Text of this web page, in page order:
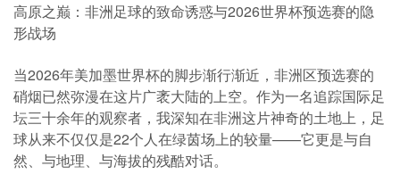
高原之巅：非洲足球的致命诱惑与2026世界杯预选赛的隐
形战场
当2026年美加墨世界杯的脚步渐行渐近，非洲区预选赛的
硝烟已然弥漫在这片广袤大陆的上空。作为一名追踪国际足
坛三十余年的观察者，我深知在非洲这片神奇的土地上，足
球从来不仅仅是22个人在绿茵场上的较量——它更是与自
然、与地理、与海拔的残酷对话。